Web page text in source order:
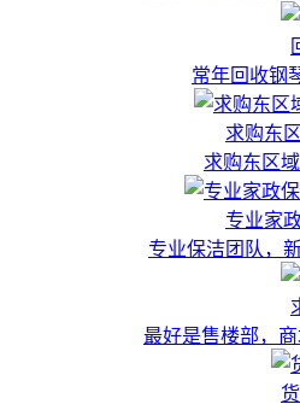
常年回收钢
求购东
求购东区
专业家
专业保洁团队，
最好是售楼部，